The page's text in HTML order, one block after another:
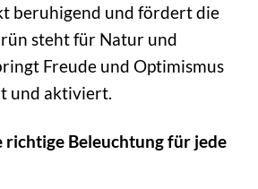
beruhigend und fördert die
steht für Natur und
Freude und Optimismus
und aktiviert.
richtige Beleuchtung für jede